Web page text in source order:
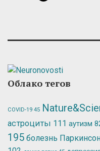
Облако тегов
COVID-19 45
астроциты 111 аутизм
195 болезнь